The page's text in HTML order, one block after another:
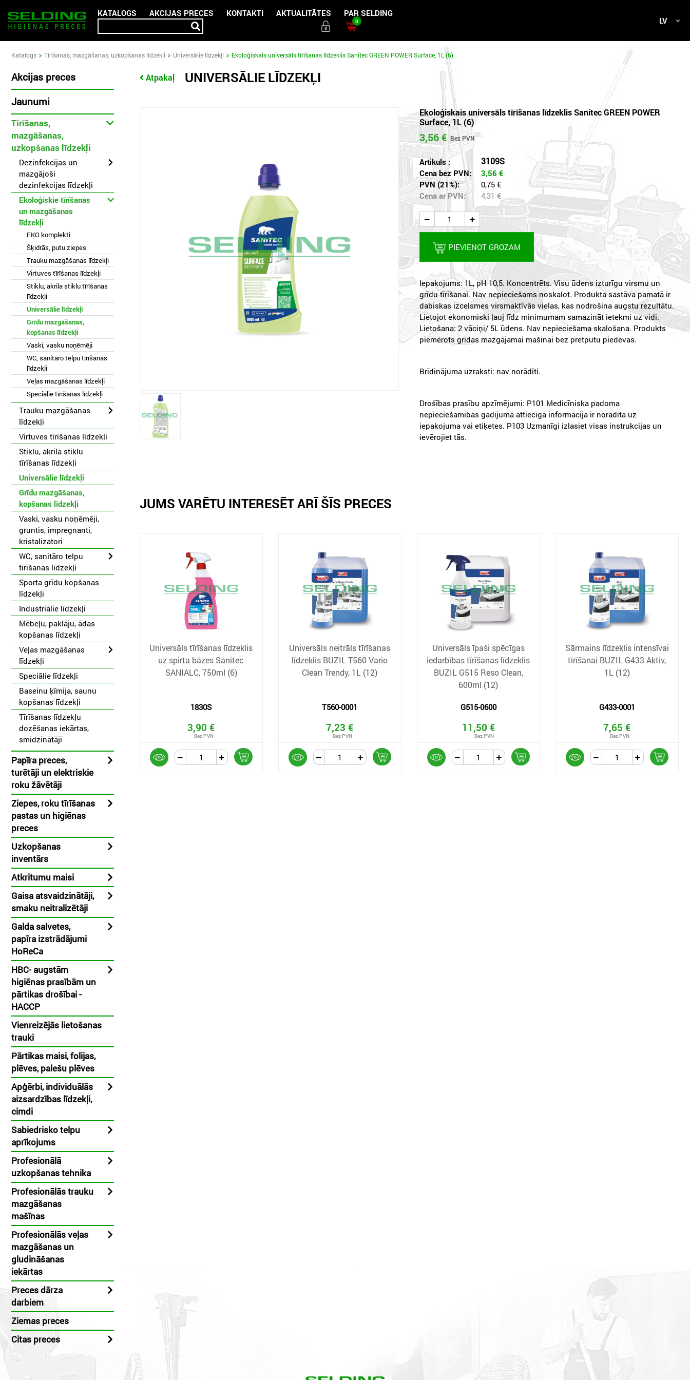
KATALOGS AKCIJAS PRECES KONTAKTI AKTUALITĀTES PAR SELDING
0 LV
Katalogs Tīrīšanas, mazgāšanas, uzkopšanas līdzekļi Universālie līdzekļi Ekoloģiskais universāls tīrīšanas līdzeklis Sanitec GREEN POWER Surface, 1L (6)
Akcijas preces
Jaunumi
Tīrīšanas,
mazgāšanas,
uzkopšanas līdzekļi
Dezinfekcijas un
mazgājoši
dezinfekcijas līdzekļi
Ekoloģiskie tīrīšanas
un mazgāšanas
līdzekļi
EKO komplekti
Šķidrās, putu ziepes
Trauku mazgāšanas līdzekļi
Virtuves tīrīšanas līdzekļi
Stiklu, akrila stiklu tīrīšanas
līdzekļi
Universālie līdzekļi
Grīdu mazgāšanas,
kopšanas līdzekļi
Vaski, vasku noņēmēji
WC, sanitāro telpu tīrīšanas
līdzekļi
Veļas mazgāšanas līdzekļi
Speciālie tīrīšanas līdzekļi
Trauku mazgāšanas
līdzekļi
Virtuves tīrīšanas līdzekļi
Stiklu, akrila stiklu
tīrīšanas līdzekļi
Universālie līdzekļi
Grīdu mazgāšanas,
kopšanas līdzekļi
Vaski, vasku noņēmēji,
gruntis, impregnanti,
kristalizatori
WC, sanitāro telpu
tīrīšanas līdzekļi
Sporta grīdu kopšanas
līdzekļi
Industriālie līdzekļi
Mēbeļu, paklāju, ādas
kopšanas līdzekļi
Veļas mazgāšanas
līdzekļi
Speciālie līdzekļi
Baseinu ķīmija, saunu
kopšanas līdzekļi
Tīrīšanas līdzekļu
dozēšanas iekārtas,
smidzinātāji
Papīra preces,
turētāji un elektriskie
roku žāvētāji
Ziepes, roku tīrīšanas
pastas un higiēnas
preces
Uzkopšanas
inventārs
Atkritumu maisi
Gaisa atsvaidzinātāji,
smaku neitralizētāji
Galda salvetes,
papīra izstrādājumi
HoReCa
HBC- augstām
higiēnas prasībām un
pārtikas drošībai -
HACCP
Vienreizējās lietošanas
trauki
Pārtikas maisi, folijas,
plēves, palešu plēves
Apģērbi, individuālās
aizsardzības līdzekļi,
cimdi
Sabiedrisko telpu
aprīkojums
Profesionālā
uzkopšanas tehnika
Profesionālās trauku
mazgāšanas
mašīnas
Profesionālās veļas
mazgāšanas un
gludināšanas
iekārtas
Preces dārza
darbiem
Ziemas preces
Citas preces
Atpakaļ UNIVERSĀLIE LĪDZEKĻI
Ekoloģiskais universāls tīrīšanas līdzeklis Sanitec GREEN POWER
Surface, 1L (6)
3,56 €
Artikuls : 3109S
Cena bez PVN: 3,56 €
PVN (21%):
0,75 €
Cena ar PVN:
4,31 €
PIEVIENOT GROZAM
Iepakojums: 1L, pH 10,5. Koncentrēts. Visu ūdens izturīgu virsmu un
grīdu tīrīšanai. Nav nepieciešams noskalot. Produkta sastāva pamatā ir
dabiskas izcelsmes virsmaktīvās vielas, kas nodrošina augstu rezultātu.
Lietojot ekonomiski ļauj līdz minimumam samazināt ietekmi uz vidi.
Lietošana: 2 vāciņi/ 5L ūdens. Nav nepieciešama skalošana. Produkts
piemērots grīdas mazgājamai mašīnai bez pretputu piedevas.
Brīdinājuma uzraksti: nav norādīti.
Drošības prasību apzīmējumi: P101 Medicīniska padoma
nepieciešamības gadījumā attiecīgā informācija ir norādīta uz
iepakojuma vai etiķetes. P103 Uzmanīgi izlasiet visas instrukcijas un
ievērojiet tās.
JUMS VARĒTU INTERESĒT ARĪ ŠĪS PRECES
Universāls tīrīšanas līdzeklis
uz spirta bāzes Sanitec
SANIALC, 750ml (6)
1830S
3,90 €
Universāls neitrāls tīrīšanas
līdzeklis BUZIL T560 Vario
Clean Trendy, 1L (12)
T560-0001
7,23 €
Universāls īpaši spēcīgas
iedarbības tīrīšanas līdzeklis
BUZIL G515 Reso Clean,
600ml (12)
G515-0600
11,50 €
Sārmains līdzeklis intensīvai
tīrīšanai BUZIL G433 Aktiv,
1L (12)
G433-0001
7,65 €